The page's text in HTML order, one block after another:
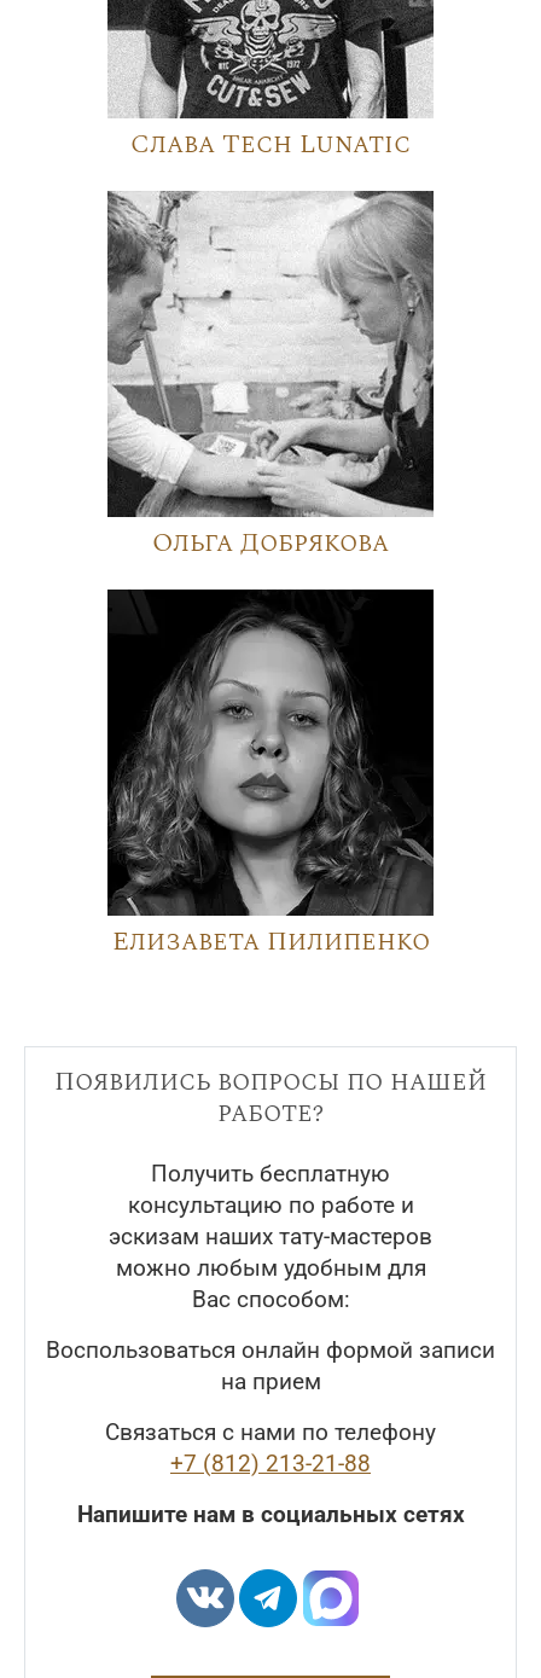
Слава Tech Lunatic
Ольга Добрякова
Елизавета Пилипенко
Появились вопросы по нашей
работе?
Получить бесплатную
консультацию по работе и
эскизам наших тату-мастеров
можно любым удобным для
Вас способом:
Воспользоваться онлайн формой записи
на прием
Связаться с нами по телефону
+7 (812) 213-21-88
Напишите нам в социальных сетях